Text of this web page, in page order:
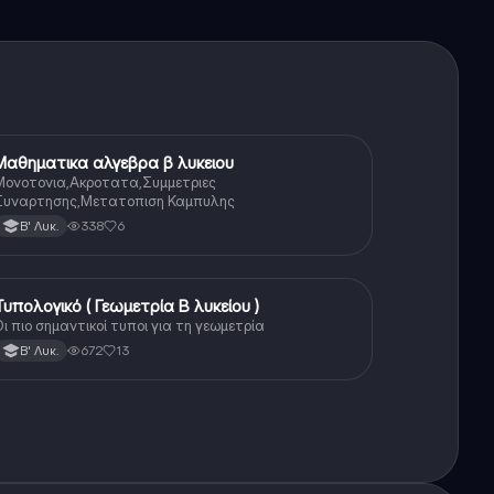
Μαθηματικά αλγεβρα β λυκειου
Καμπυλης
Β' Λυκ. 338 6
Μαθηματικά ( Γεωμετρία Β λυκείου )
πιο σημαντικοί τυποι για τη γεωμετρία
Β' Λυκ. 672 13